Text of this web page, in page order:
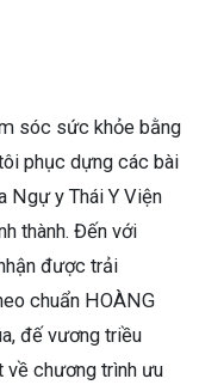
sóc sức khỏe bằng
phục dựng các bài
Ngự y Thái Y Viện
thành. Đến với
được trải
chuẩn HOÀNG
đế vương triều
về chương trình ưu